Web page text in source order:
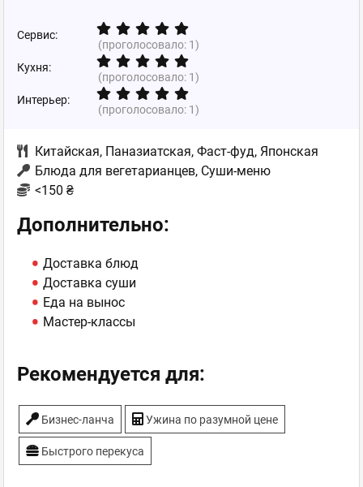
Сервис:
(проголосовало: 1)
Кухня:
(проголосовало: 1)
Интерьер:
(проголосовало: 1)
Китайская, Паназиатская, Фаст-фуд, Японская
Блюда для вегетарианцев, Суши-меню
<150 ₴
Дополнительно:
Доставка блюд
Доставка суши
Еда на вынос
Мастер-классы
Рекомендуется для:
Бизнес-ланча Ужина по разумной цене
Быстрого перекуса